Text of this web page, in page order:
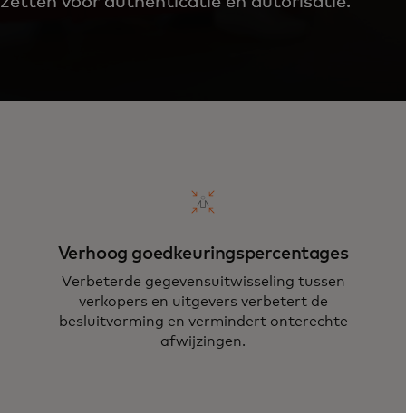
Verhoog goedkeuringspercentages
Verbeterde gegevensuitwisseling tussen
verkopers en uitgevers verbetert de
besluitvorming en vermindert onterechte
afwijzingen.